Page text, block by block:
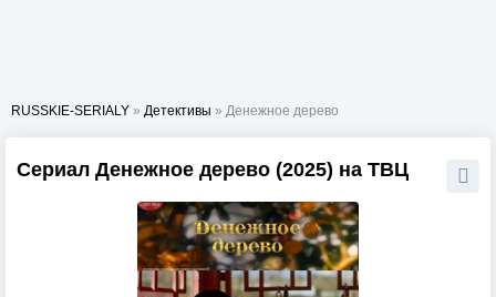
RUSSKIE-SERIALY » Детективы » Денежное дерево
Сериал Денежное дерево (2025) на ТВЦ